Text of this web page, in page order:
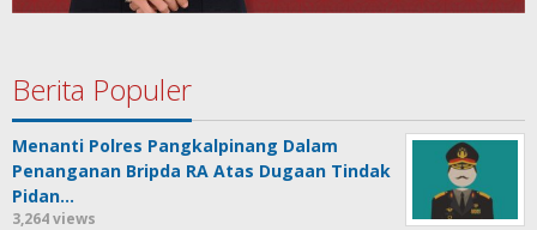
Berita Populer
Menanti Polres Pangkalpinang Dalam
Penanganan Bripda RA Atas Dugaan Tindak
Pidan…
3,264 views